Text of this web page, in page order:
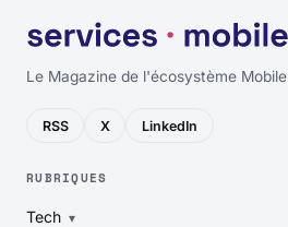
Le Magazine de l'écosystème Mobile
RSS X LinkedIn
RUBRIQUES
Tech